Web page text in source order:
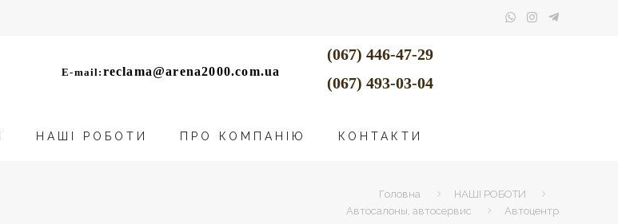
E-mail: reclama@arena2000.com.ua
(067) 446-47-29
(067) 493-03-04
НАШІ РОБОТИ ПРО КОМПАНІЮ КОНТАКТИ
Головна
НАШІ РОБОТИ
Автосалоны, автосервис
Автоцентр